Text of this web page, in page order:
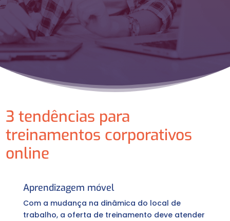
3 tendências para
treinamentos corporativos
online
Aprendizagem móvel
Com a mudança na dinâmica do local de
trabalho, a oferta de treinamento deve atender